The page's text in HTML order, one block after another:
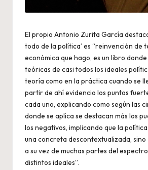
El propio Antonio Zurita García
todo de la política’ es “reinvención de
económica que hago, es un libro
teóricas de casi todos los ideales
teoría como en la práctica cuando se
partir de ahí evidencio los puntos
cada uno, explicando como según las
donde se aplica se destacan más los
los negativos, implicando que la
una concreta descontextualizada, sino
a su vez de muchas partes del
distintos ideales”.